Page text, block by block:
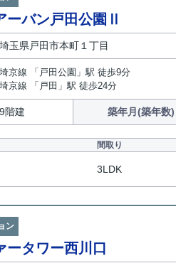
ーバン戸田公園Ⅱ
埼玉県戸田市本町１丁目
埼京線 「戸田公園」駅 徒歩9分
埼京線 「戸田」駅 徒歩24分
9階建 築年月(築年数)
間取り
3LDK
ン
ータワー西川口